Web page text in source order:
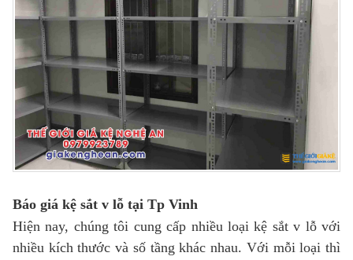
Báo giá kệ sắt v lỗ tại Tp Vinh
Hiện nay, chúng tôi cung cấp nhiều loại kệ sắt v lỗ với
nhiều kích thước và số tầng khác nhau. Với mỗi loại thì